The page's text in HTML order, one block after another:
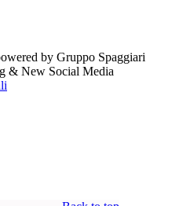
by Gruppo Spaggiari
& New Social Media